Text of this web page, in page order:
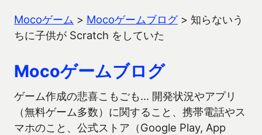
Mocoゲーム > Mocoゲームブログ> 知らないう
ちに子供が Scratch をしていた
Mocoゲームブログ
ゲーム作成の悲喜こもごも… 開発状況やアプリ
（無料ゲーム多数）に関すること、携帯電話やス
マホのこと、公式ストア（Google Play, App